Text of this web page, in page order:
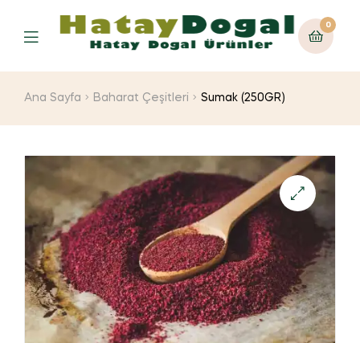
0
Ana Sayfa Baharat Çeşitleri Sumak (250GR)